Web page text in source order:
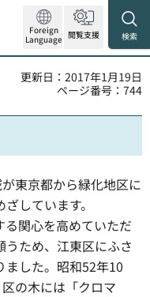
Foreign
Language 閲覧支援 検索
更新日：2017年1月19日
ページ番号：744
東京都から緑化地区に
しています。
関心を高めていただ
うため、江東区にふさ
ました。昭和52年10
の木には「クロマ